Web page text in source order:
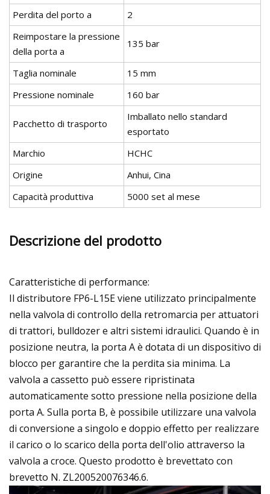
Perdita del porto a
2
Reimpostare la pressione
della porta a
135 bar
Taglia nominale
15 mm
Pressione nominale
160 bar
Pacchetto di trasporto
Imballato nello standard
esportato
Marchio
HCHC
Origine
Anhui, Cina
Capacità produttiva
5000 set al mese
Descrizione del prodotto
Caratteristiche di performance:
Il distributore FP6-L15E viene utilizzato principalmente
nella valvola di controllo della retromarcia per attuatori
di trattori, bulldozer e altri sistemi idraulici. Quando è in
posizione neutra, la porta A è dotata di un dispositivo di
blocco per garantire che la perdita sia minima. La
valvola a cassetto può essere ripristinata
automaticamente sotto pressione nella posizione della
porta A. Sulla porta B, è possibile utilizzare una valvola
di conversione a singolo e doppio effetto per realizzare
il carico o lo scarico della porta dell'olio attraverso la
valvola a croce. Questo prodotto è brevettato con
brevetto N. ZL200520076346.6.